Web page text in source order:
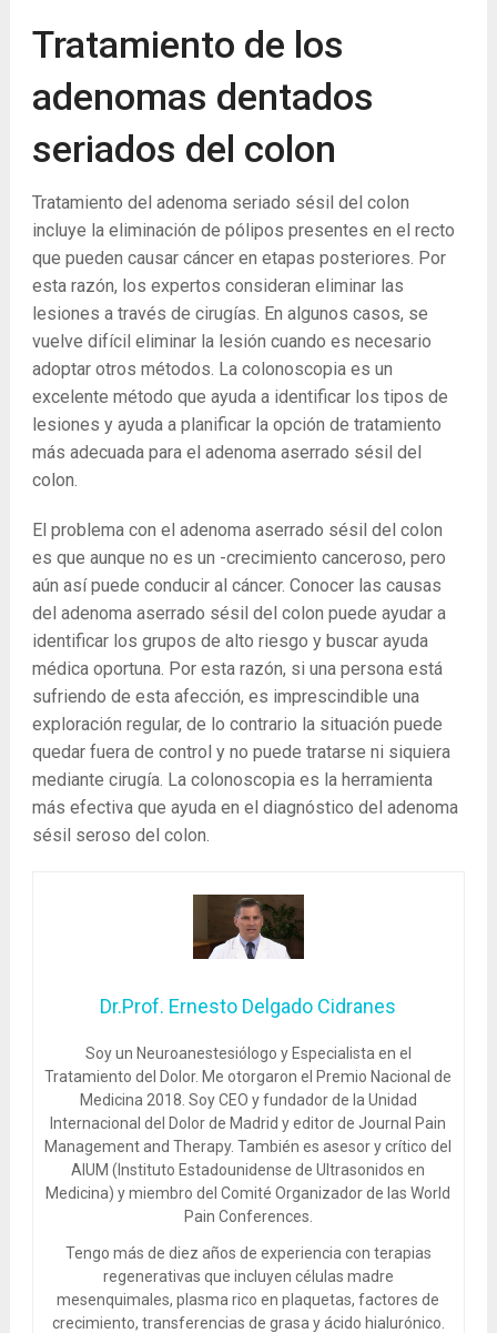
Tratamiento de los
adenomas dentados
seriados del colon
Tratamiento del adenoma seriado sésil del colon
incluye la eliminación de pólipos presentes en el recto
que pueden causar cáncer en etapas posteriores. Por
esta razón, los expertos consideran eliminar las
lesiones a través de cirugías. En algunos casos, se
vuelve difícil eliminar la lesión cuando es necesario
adoptar otros métodos. La colonoscopia es un
excelente método que ayuda a identificar los tipos de
lesiones y ayuda a planificar la opción de tratamiento
más adecuada para el adenoma aserrado sésil del
colon.
El problema con el adenoma aserrado sésil del colon
es que aunque no es un -crecimiento canceroso, pero
aún así puede conducir al cáncer. Conocer las causas
del adenoma aserrado sésil del colon puede ayudar a
identificar los grupos de alto riesgo y buscar ayuda
médica oportuna. Por esta razón, si una persona está
sufriendo de esta afección, es imprescindible una
exploración regular, de lo contrario la situación puede
quedar fuera de control y no puede tratarse ni siquiera
mediante cirugía. La colonoscopia es la herramienta
más efectiva que ayuda en el diagnóstico del adenoma
sésil seroso del colon.
Dr.Prof. Ernesto Delgado Cidranes
Soy un Neuroanestesiólogo y Especialista en el
Tratamiento del Dolor. Me otorgaron el Premio Nacional de
Medicina 2018. Soy CEO y fundador de la Unidad
Internacional del Dolor de Madrid y editor de Journal Pain
Management and Therapy. También es asesor y crítico del
AIUM (Instituto Estadounidense de Ultrasonidos en
Medicina) y miembro del Comité Organizador de las World
Pain Conferences.
Tengo más de diez años de experiencia con terapias
regenerativas que incluyen células madre
mesenquimales, plasma rico en plaquetas, factores de
crecimiento, transferencias de grasa y ácido hialurónico.